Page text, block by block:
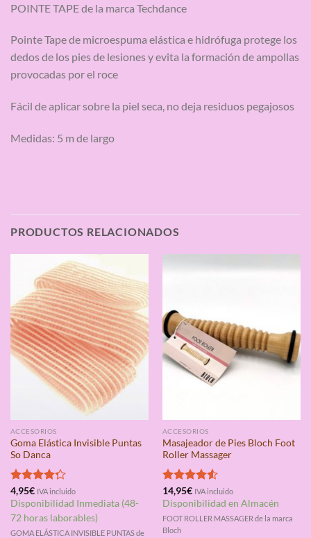
POINTE TAPE de la marca Techdance
Pointe Tape de microespuma elástica e hidrófuga protege los
dedos de los pies de lesiones y evita la formación de ampollas
provocadas por el roce
Fácil de aplicar sobre la piel seca, no deja residuos pegajosos
Medidas: 5 m de largo
PRODUCTOS RELACIONADOS
ACCESORIOS
Goma Elástica Invisible Puntas
So Danca
Valorado
con4.25
de 5
4,95€ IVA incluido
Disponibilidad Inmediata (48-
72 horas laborables)
GOMA ELÁSTICA INVISIBLE PUNTAS de
ACCESORIOS
Masajeador de Pies Bloch Foot
Roller Massager
Valorado
con4.50
14,95€ IVA incluido
Disponibilidad en Almacén
FOOT ROLLER MASSAGER de la marca
Bloch